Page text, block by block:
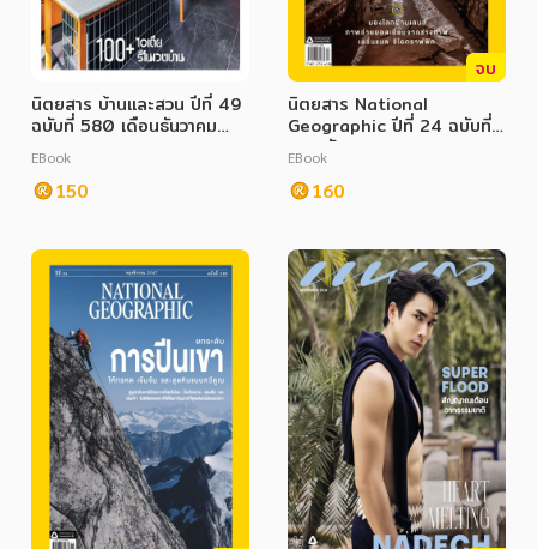
นิตยสาร บ้านและสวน ปีที่ 49
ฉบับที่ 580 เดือนธันวาคม
2567
EBook
150
จบ
นิตยสาร National
Geographic ปีที่ 24 ฉบับที่
281 ธันวาคม 2567
EBook
160